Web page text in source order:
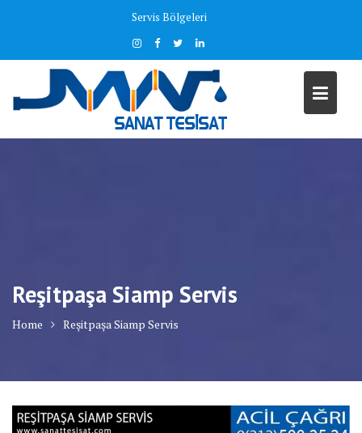
Servis Bölgeleri
Reşitpaşa Siamp Servis
Home Reşitpaşa Siamp Servis